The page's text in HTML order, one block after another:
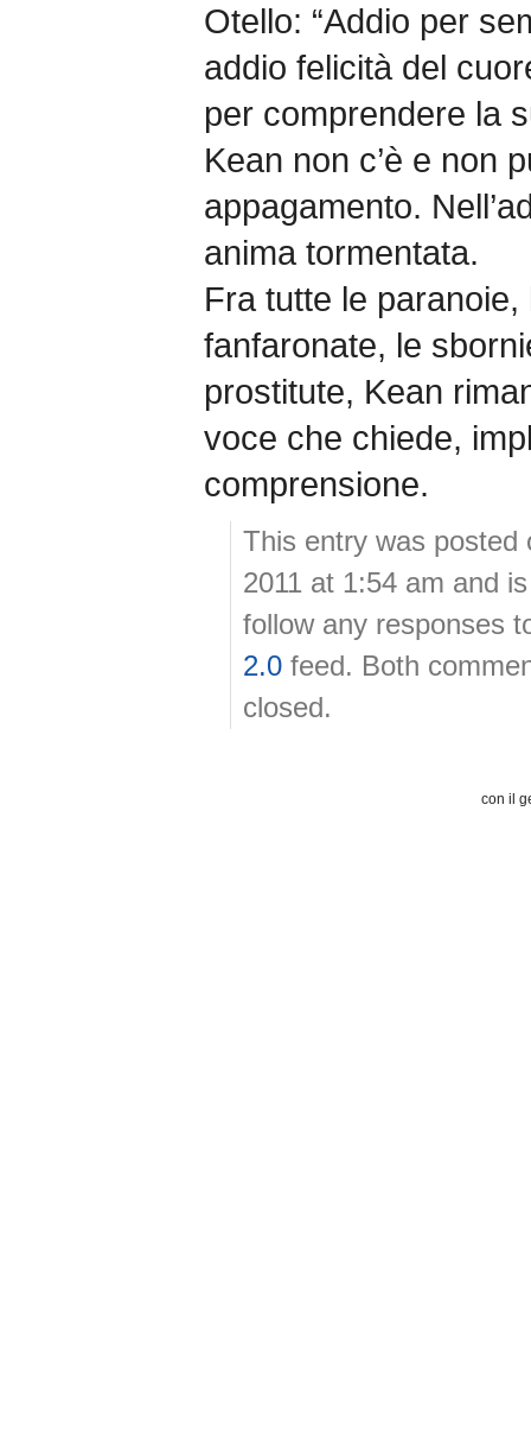
Otello: “Addio per
addio felicità del
per comprendere la
Kean non c’è e non
appagamento.
anima tormentata.
Fra tutte le
fanfaronate, le
prostitute, Kean
voce che chiede,
comprensione.
This entry was posted
2011 at 1:54 am and
follow any responses
2.0 feed. Both
closed.
con il